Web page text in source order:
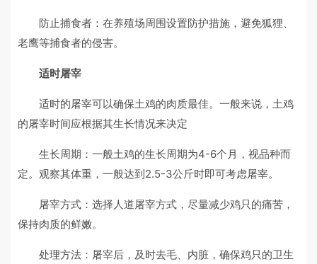
防止捕食者：在养殖场周围设置防护措施，避免狐狸、
老鹰等捕食者的侵害。
适时屠宰
适时的屠宰可以确保土鸡的肉质最佳。一般来说，土鸡
的屠宰时间应根据其生长情况来决定
生长周期：一般土鸡的生长周期为4-6个月，视品种而
定。观察其体重，一般达到2.5-3公斤时即可考虑屠宰。
屠宰方式：选择人道屠宰方式，尽量减少鸡只的痛苦，
保持肉质的鲜嫩。
处理方法：屠宰后，及时去毛、内脏，确保鸡只的卫生